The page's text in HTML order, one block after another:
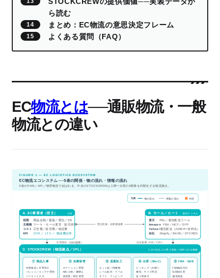
ら読む
まとめ：EC物流の意思決定フレーム
よくある質問（FAQ）
EC物流とは──通販物流・一般
物流との違い
FIGURE 1 — EC LOGISTICS ECOSYSTEM
EC物流エコシステム──5者の関係・物の流れ・情報の流れ
5者がOMS／API／物理輸送で結ばれる。中央のSTOCKCREWは入庫〜出荷の5業務を内製化する物流拠点。
凡例 物の流れ 情報の流れ 外部
A. EC事業者（荷主） 主体
役割 商品企画／販促／受注／CS
主業務 マーケ・モール運営・販売管理
コスト
広告費／販管費／物流費
KPI CVR ／ LTV ／ 物流費比率
B. モール／カート 販売チャネル
楽天 RSL／最強配送ラベル
Amazon FBA／MCF／SFP
Yahoo!優良配送（2026/9〜有料化）
自社 Shopify／BASE／STORES
受注情報・在庫数連携
C. STOCKCREW（物流拠点／3PL） 2,200社以上の導入実績／AMR110台稼働
① 商品入庫
外装検品＋付帯加工
パレット／コンテナ受領
バーコード入力
② 在庫保管
ロケーション管理
ABC分析／棚替え
温湿度／衛生管理
③ 流通加工
セット組／同梱物
シール貼付・ラベル
ギフト・ラッピング
④ 出荷（BtoC）
ピッキング（AMR）
梱包・サイズ判定
送り状発行
⑤ FBA・B2B
FBA納品代行
B2B卸出荷
越境発送
出荷指示（OMS連携 ） 注文連携（API／CSV）